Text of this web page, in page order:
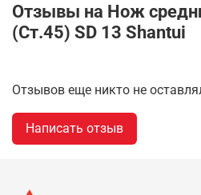
Отзывы на Нож
(Ст.45) SD 13 Shantui
Отзывов еще никто не
Написать отзыв